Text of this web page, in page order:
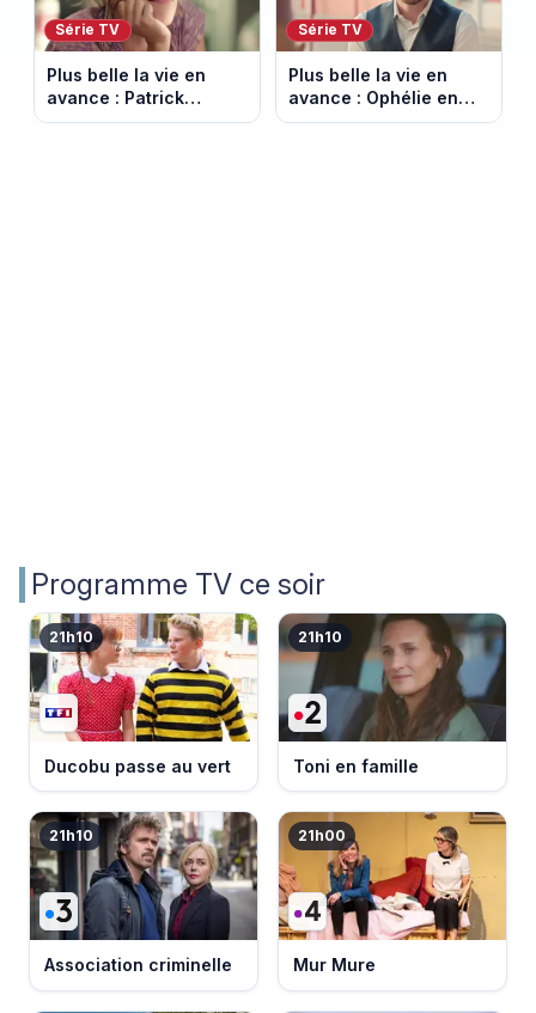
Série TV
Plus belle la vie en
avance : Patrick
victime d’un malaise.
Série TV
Plus belle la vie en
avance : Ophélie en
danger. Episode du 6
Programme TV ce soir
21h10
Ducobu passe au vert
21h10
Toni en famille
21h10
Association criminelle
21h00
Mur Mure